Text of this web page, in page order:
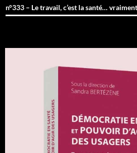
n°333 – Le travail, c’est la santé…